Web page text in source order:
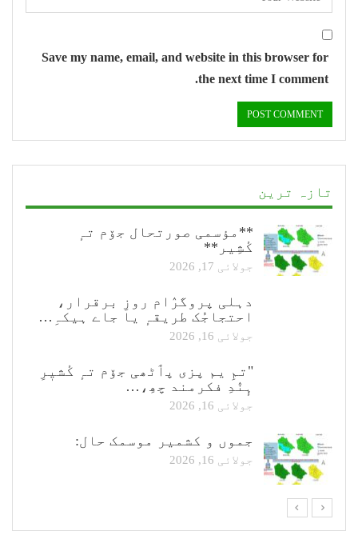
Save my name, email, and website in this browser for
the next time I comment.
تازہ ترین
**مؤسمی صورتحال جۆم تہٕ
کٔشِیر**
جولائی 17, 2026
دہلی پروگرٛام روزِ برقرار،
احتجاجُک طریقہٕ یا جاے ہیکہِ…
جولائی 16, 2026
"تمِ یم پزی پٲٹھی جۆم تہٕ کٔشیٖرِ
ہٕنٛدِ فکرمند چھِ،…
جولائی 16, 2026
جموں و کشمیر موسمک حال:
جولائی 16, 2026